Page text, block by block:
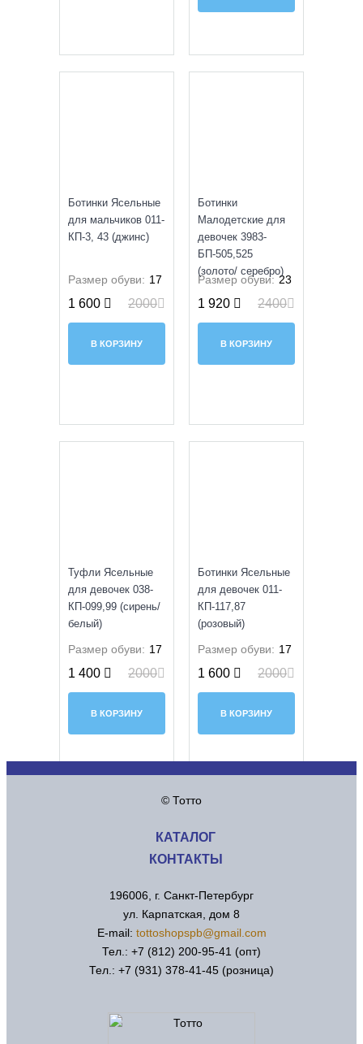
Ботинки Ясельные
для мальчиков 011-
КП-3, 43 (джинс)
Размер обуви: 17
1 600 2000
В КОРЗИНУ
Ботинки
Малодетские для
девочек 3983-
БП-505,525
(золото/ серебро)
Размер обуви: 23
1 920 2400
В КОРЗИНУ
Туфли Ясельные
для девочек 038-
КП-099,99 (сирень/
белый)
Размер обуви: 17
1 400 2000
В КОРЗИНУ
Ботинки Ясельные
для девочек 011-
КП-117,87
(розовый)
Размер обуви: 17
1 600 2000
В КОРЗИНУ
© Тотто
КАТАЛОГ
КОНТАКТЫ
196006, г. Санкт-Петербург
ул. Карпатская, дом 8
Е-mail: tottoshopspb@gmail.com
Тел.: +7 (812) 200-95-41 (опт)
Тел.: +7 (931) 378-41-45 (розница)